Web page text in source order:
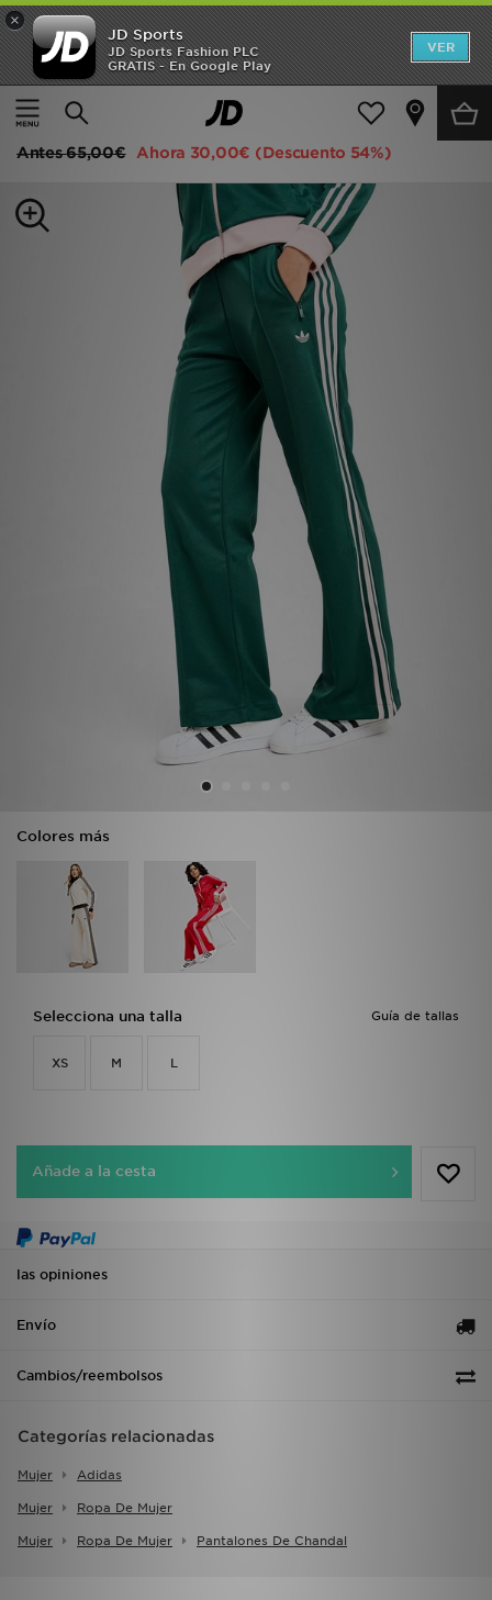
×
JD Sports
JD Sports Fashion PLC
GRATIS - En Google Play
VER
Página principal
Mujer Ropa de mujer Pantalones de chándal
adidas Originals Pantalón de chándal Classic
Antes65,00€ Ahora 30,00€ (Descuento 54%)
Colores más
Guía de tallas
Selecciona una talla
XS M L
Añade a la cesta
las opiniones
Envío
Cambios/reembolsos
Categorías relacionadas
Mujer Adidas
Mujer Ropa De Mujer
Mujer Ropa De Mujer Pantalones De Chandal
Hombre
Mujer
Estilo
TARJETA REGALO